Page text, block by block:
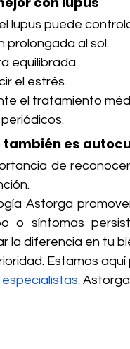
lupus puede
prolongada al sol.
equilibrada.
el estrés.
el tratamiento
también es
de
Astorga
o síntomas
la diferencia en tu
Estamos